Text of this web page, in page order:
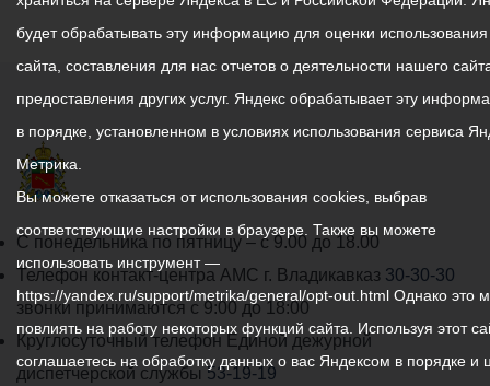
График
работы
администрации
местного
самоуправления
С понедельника по пятницу – с 9.00 до 18.00
Телефон контакт-центра АМС г. Владикавказ 30-30-30
звонки принимаются с 9:00 до 18:00
Круглосуточный телефон Единой дежурной
диспетчерской службы 53-19-19
будет обрабатывать эту информацию для оценки
сайта, составления для нас отчетов о деятельности нашего
предоставления других услуг. Яндекс обрабатывает эту
в порядке, установленном в условиях использования сервиса
Метрика.
Вы можете отказаться от использования cookies, выбрав
соответствующие настройки в браузере. Также вы можете
использовать инструмент —
https://yandex.ru/support/metrika/general/opt-out.html Однако это
повлиять на работу некоторых функций сайта. Используя этот
соглашаетесь на обработку данных о вас Яндексом в порядке и